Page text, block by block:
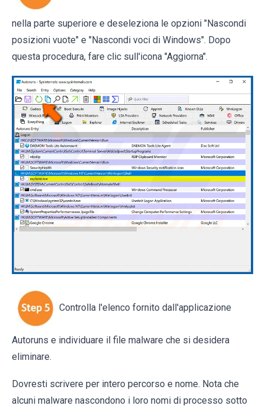
nella parte superiore e deseleziona le opzioni "Nascondi
posizioni vuote" e "Nascondi voci di Windows". Dopo
questa procedura, fare clic sull'icona "Aggiorna".
Controlla l'elenco fornito dall'applicazione
Autoruns e individuare il file malware che si desidera
eliminare.
Dovresti scrivere per intero percorso e nome. Nota che
alcuni malware nascondono i loro nomi di processo sotto